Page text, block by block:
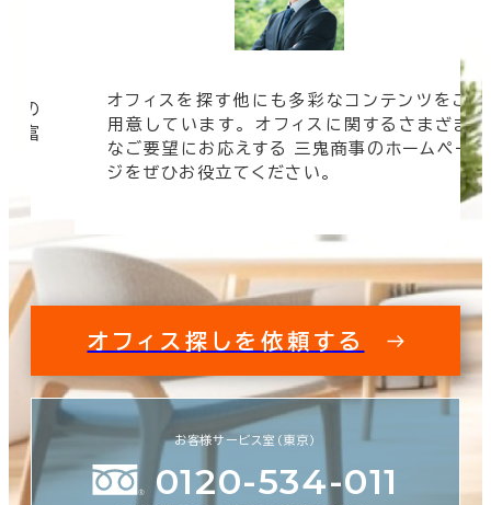
の
豊富
オフィスを探す他にも多彩なコンテンツをご
用意しています。 オフィスに関するさまざま
なご要望にお応えする 三鬼商事のホームペー
ジをぜひお役立てください。
オフィス探しを依頼する
お客様サービス室（東京）
0120-534-011